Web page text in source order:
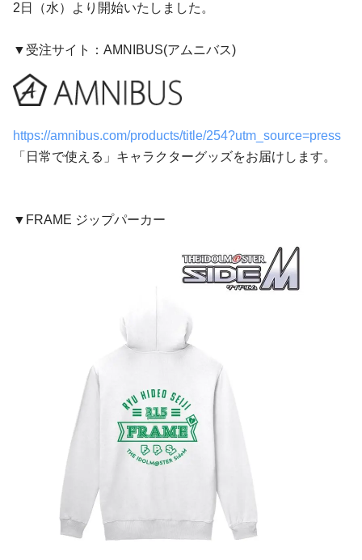
2日（水）より開始いたしました。
▼受注サイト：AMNIBUS(アムニバス)
https://amnibus.com/products/title/254?utm_source=press
「日常で使える」キャラクターグッズをお届けします。
▼FRAME ジップパーカー